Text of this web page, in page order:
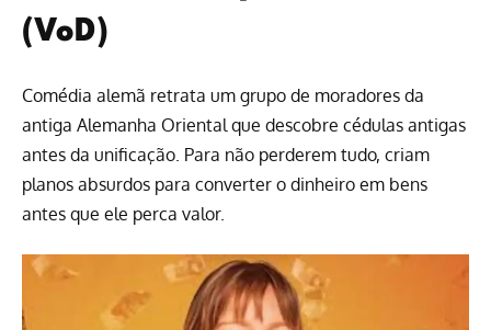
(VoD)
Comédia alemã retrata um grupo de moradores da
antiga Alemanha Oriental que descobre cédulas antigas
antes da unificação. Para não perderem tudo, criam
planos absurdos para converter o dinheiro em bens
antes que ele perca valor.